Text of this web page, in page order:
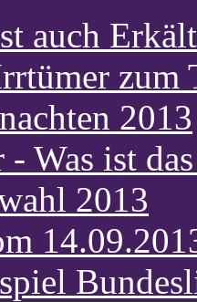
auch
zum
2013
Was ist
2013